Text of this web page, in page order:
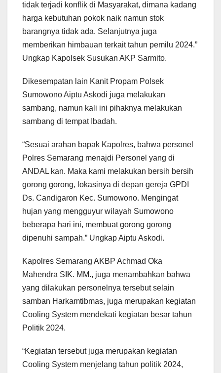
tidak terjadi konflik di Masyarakat, dimana kadang
harga kebutuhan pokok naik namun stok
barangnya tidak ada. Selanjutnya juga
memberikan himbauan terkait tahun pemilu 2024.”
Ungkap Kapolsek Susukan AKP Sarmito.
Dikesempatan lain Kanit Propam Polsek
Sumowono Aiptu Askodi juga melakukan
sambang, namun kali ini pihaknya melakukan
sambang di tempat Ibadah.
“Sesuai arahan bapak Kapolres, bahwa personel
Polres Semarang menajdi Personel yang di
ANDAL kan. Maka kami melakukan bersih bersih
gorong gorong, lokasinya di depan gereja GPDI
Ds. Candigaron Kec. Sumowono. Mengingat
hujan yang mengguyur wilayah Sumowono
beberapa hari ini, membuat gorong gorong
dipenuhi sampah.” Ungkap Aiptu Askodi.
Kapolres Semarang AKBP Achmad Oka
Mahendra SIK. MM., juga menambahkan bahwa
yang dilakukan personelnya tersebut selain
samban Harkamtibmas, juga merupakan kegiatan
Cooling System mendekati kegiatan besar tahun
Politik 2024.
“Kegiatan tersebut juga merupakan kegiatan
Cooling System menjelang tahun politik 2024,